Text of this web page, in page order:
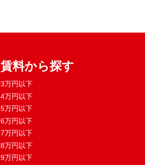
賃料から探す
3万円以下
4万円以下
5万円以下
6万円以下
7万円以下
8万円以下
9万円以下